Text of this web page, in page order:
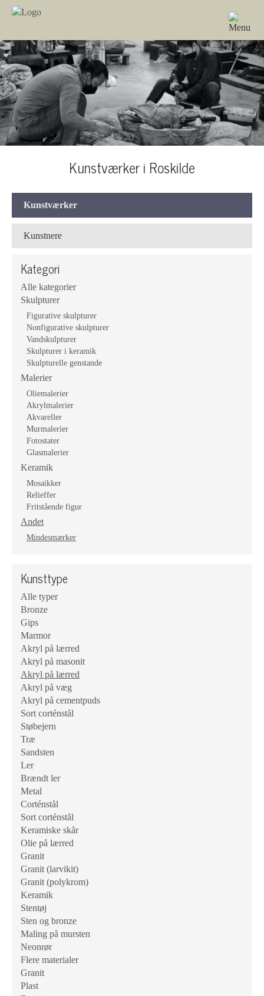
Kunstværker i Roskilde
Kunstværker
Kunstnere
Kategori
Alle kategorier
Skulpturer
Figurative skulpturer
Nonfigurative skulpturer
Vandskulpturer
Skulpturer i keramik
Skulpturelle genstande
Malerier
Oliemalerier
Akrylmalerier
Akvareller
Murmalerier
Fotostater
Glasmalerier
Keramik
Mosaikker
Relieffer
Fritstående figur
Andet
Mindesmærker
Kunsttype
Alle typer
Bronze
Gips
Marmor
Akryl på lærred
Akryl på masonit
Akryl på lærred
Akryl på væg
Akryl på cementpuds
Sort corténstål
Støbejern
Træ
Sandsten
Ler
Brændt ler
Metal
Corténstål
Sort corténstål
Keramiske skår
Olie på lærred
Granit
Granit (larvikit)
Granit (polykrom)
Keramik
Stentøj
Sten og bronze
Maling på mursten
Neonrør
Flere materialer
Granit
Plast